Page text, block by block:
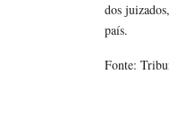
dos
país.
Fonte: